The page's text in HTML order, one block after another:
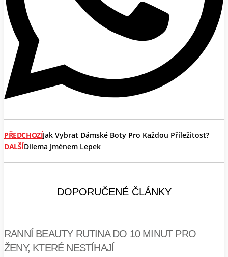
PŘEDCHOZÍJak Vybrat Dámské Boty Pro Každou Příležitost?
DALŠÍDilema Jménem Lepek
DOPORUČENÉ ČLÁNKY
RANNÍ BEAUTY RUTINA DO 10 MINUT PRO
ŽENY, KTERÉ NESTÍHAJÍ